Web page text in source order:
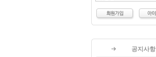
공지사항